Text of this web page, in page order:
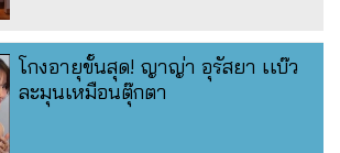
โกงอายุขั้นสุด! ญาญ่า อุรัสยา เเบ๊ว
ละมุนเหมือนตุ๊กตา